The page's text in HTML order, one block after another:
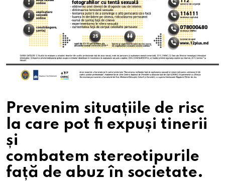
Prevenim situațiile de risc
la care pot fi expuși tinerii
și
combatem stereotipurile
față de abuz în societate.